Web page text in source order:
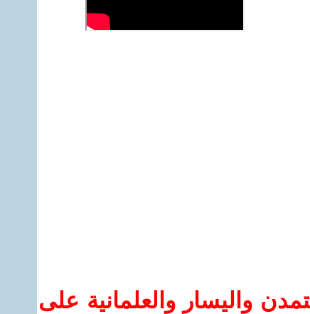
واليسار والعلمانية على